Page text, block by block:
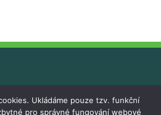
Ukládáme pouze tzv. funkční
pro správné fungování webové